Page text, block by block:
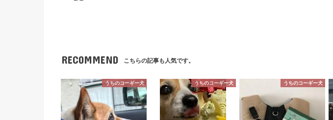
RECOMMEND こちらの記事も人気です。
うちのコーギー犬 うちのコーギー犬 うちのコーギー犬